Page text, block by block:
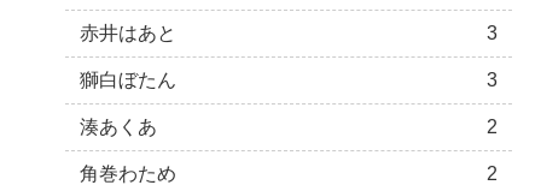
赤井はあと 3
獅白ぼたん 3
湊あくあ 2
角巻わため 2